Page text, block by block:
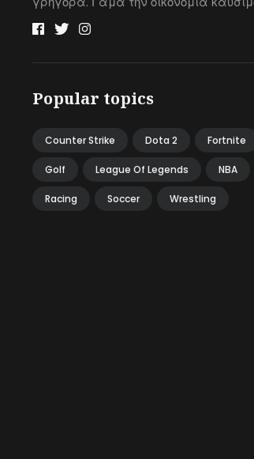
Popular topics
Counter Strike Dota 2 Fortnite
Golf League Of Legends NBA
Racing Soccer Wrestling